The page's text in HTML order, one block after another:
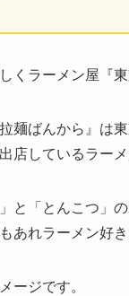
くラーメン屋『
拉麺ばんから』は
店しているラー
」と「とんこつ」
あれラーメン好
ージです。